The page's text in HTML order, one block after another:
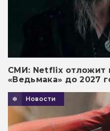
СМИ: Netflix отложит
«Ведьмака» до 2027
Новости